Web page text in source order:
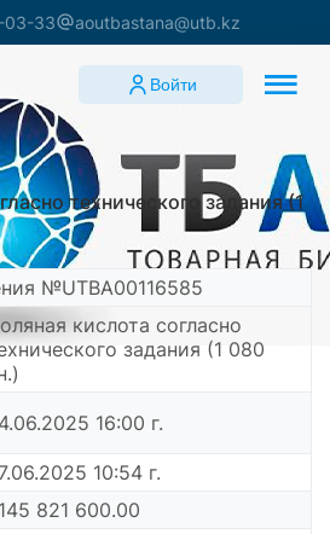
03-33 aoutbastana@utb.kz
Войти
технического задания (1
№UTBA00116585
кислота согласно
задания (1 080
16:00 г.
10:54 г.
821 600.00